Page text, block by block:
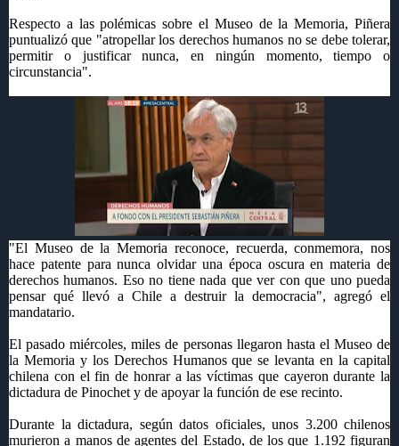
Respecto a las polémicas sobre el Museo de la Memoria, Piñera
puntualizó que "atropellar los derechos humanos no se debe tolerar,
permitir o justificar nunca, en ningún momento, tiempo o
circunstancia".
"El Museo de la Memoria reconoce, recuerda, conmemora, nos
hace patente para nunca olvidar una época oscura en materia de
derechos humanos. Eso no tiene nada que ver con que uno pueda
pensar qué llevó a Chile a destruir la democracia", agregó el
mandatario.
El pasado miércoles, miles de personas llegaron hasta el Museo de
la Memoria y los Derechos Humanos que se levanta en la capital
chilena con el fin de honrar a las víctimas que cayeron durante la
dictadura de Pinochet y de apoyar la función de ese recinto.
Durante la dictadura, según datos oficiales, unos 3.200 chilenos
murieron a manos de agentes del Estado, de los que 1.192 figuran